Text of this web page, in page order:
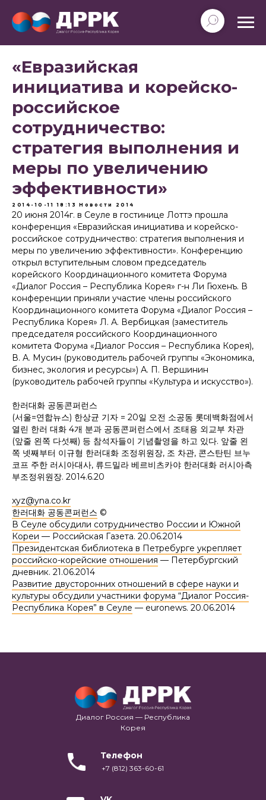
«Евразийская
инициатива и корейско-
российское
сотрудничество:
стратегия выполнения и
меры по увеличению
эффективности»
2014-10-11 18:13 Новости 2014
20 июня 2014г. в Сеуле в гостинице Лоттэ прошла
конференция «Евразийская инициатива и корейско-
российское сотрудничество: стратегия выполнения и
меры по увеличению эффективности». Конференцию
открыл вступительным словом председатель
корейского Координационного комитета Форума
«Диалог Россия – Республика Корея» г-н Ли Гюхенъ. В
конференции приняли участие члены российского
Координационного комитета Форума «Диалог Россия –
Республика Корея» Л. А. Вербицкая (заместитель
председателя российского Координационного
комитета Форума «Диалог Россия – Республика Корея),
В. А. Мусин (руководитель рабочей группы «Экономика,
бизнес, экология и ресурсы») А. П. Вершинин
(руководитель рабочей группы «Культура и искусство»).
한러대화 공동콘퍼런스
(서울=연합뉴스) 한상균 기자 = 20일 오전 소공동 롯데백화점에서
열린 한러 대화 4개 분과 공동콘퍼런스에서 조태용 외교부 차관
(앞줄 왼쪽 다섯째) 등 참석자들이 기념촬영을 하고 있다. 앞줄 왼
쪽 넷째부터 이규형 한러대화 조정위원장, 조 차관, 콘스탄틴 브누
코프 주한 러시아대사, 류드밀라 베르비츠카야 한러대화 러시아측
부조정위원장. 2014.6.20
xyz@yna.co.kr
한러대화 공동콘퍼런스 ©
В Сеуле обсудили сотрудничество России и Южной
Кореи — Российская Газета. 20.06.2014
Президентская библиотека в Петребурге укрепляет
российско-корейские отношения — Петербургский
дневник. 21.06.2014
Развитие двусторонних отношений в сфере науки и
культуры обсудили участники форума “Диалог Россия-
Республика Корея” в Сеуле — euronews. 20.06.2014
Диалог Россия — Республика
Корея
Телефон
+7 (812) 363-60-61